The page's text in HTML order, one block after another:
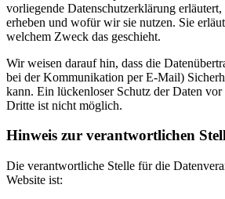
vorliegende Datenschutzerklärung
erheben und wofür wir sie nutzen. Sie
welchem Zweck das geschieht.
Wir weisen darauf hin, dass die
bei der Kommunikation per E-Mail)
kann. Ein lückenloser Schutz der Daten
Dritte ist nicht möglich.
Hinweis zur verantwortlichen
Die verantwortliche Stelle für die
Website ist: